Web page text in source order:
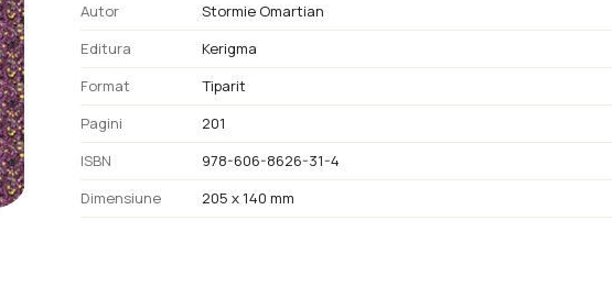
Autor
Stormie Omartian
Editura
Kerigma
Format
Tiparit
Pagini
201
ISBN
978-606-8626-31-4
Dimensiune
205 x 140 mm